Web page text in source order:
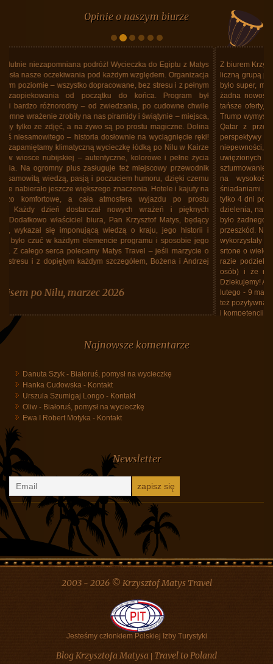
Opinie o naszym biurze
Z biurem Krzysztofa Matysa byliśmy w Tajlandii. Nie pierwszy raz. Z dość
liczną grupą przyjaciół korzystaliśmy już kilka razy z usług Biura. Zawsze
było super, mieliśmy dobre hotele, fajny program, super jedzenie. Ale to
żadna nowość dla tych, którzy jeździli już z tym Biurem. Wiem, że są
tańsze oferty, ale to co proponuje Matys Travel... Ale do rzeczy. Donald
Trump wymyślił wojnę z Iranem gdy byliśmy w Tajlandii. Lecieliśmy linią
Qatar z przesiadką w porcie Doha. Oczywiście lotnisko zamknięte,
perspektywy powrotu do Polski mgliste. Siadły nastroje z powodu
niepewności, tym bardziej, że wiedziliśmy o tysiącach Polaków
uwięzionych w Azji Poludniowo-Wschodniej, koczowaniu na lotniskach,
szturmowaniem biur linii lotniczych. Krzysztof Matys i jego biuro stanęło
na wysokości zadania. Mieliśmy dobry hotel, ze znakomitymi
śniadaniami. Już 4 marca było wiadomo, że odlecimy Lotem 12 marca
tylko 4 dni po planowanym terminie. Biuro upchnęło nas, wszystkich bez
dzielenia, na jeden lot, który wczoraj tj. 12 marca doszedł do skutku. Nie
było żadnego koczowania na lotnisku. Lot "repatriacyjny" odbył się bez
przeszkód. Należy wrzucić kamyk do ogródka Lotu. Linie bez skrupułów
wykorzystały sytuację i sobie od "repatriantów" zażyczyły za lot w jedną
srtone o wiele więcej niż przeciętnie się płaciło za lot w obie. W każdym
razie podziekowania dla Biura, że zajęło sie nami (a grupa spora, 40
osób) i że nie doznaliśmy żadnych niedogodnośći z tego powodu.
Dziekujemy! Andrzej Piersa - uczestnik wycieczki do Tajlandii w dniach 25
lutego - 9 marca (jak potem się okazało do 12 marca). Należy podkreślić
też pozytywną rolę przedstawiciela Biura, Maćka Grzegrzółki, siła spokoju
i kompetencji.
Najnowsze komentarze
Danuta Szyk-Białoruś, pomysł na wycieczkę
Ewa I Robert Motyka
Kontakt
Newsletter
2003 - 2026 © Krzysztof Matys Travel